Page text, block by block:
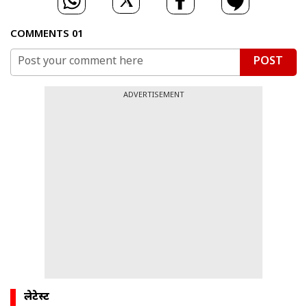
COMMENTS 01
POST
ADVERTISEMENT
लेटेस्ट